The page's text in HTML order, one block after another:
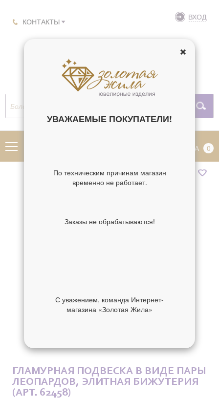
КОНТАКТЫ ВХОД
КОРЗИНА 0
ГЛАМУРНАЯ ПОДВЕСКА В ВИДЕ ПАРЫ
ЛЕОПАРДОВ, ЭЛИТНАЯ БИЖУТЕРИЯ
(АРТ. 62458)
УВАЖАЕМЫЕ ПОКУПАТЕЛИ!
По техническим причинам магазин
временно не работает.
Заказы не обрабатываются!
С уважением, команда Интернет-
магазина «Золотая Жила»